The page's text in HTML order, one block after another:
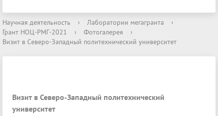
Научная деятельность › Лаборатории мегагранта
›
Грант НОЦ-РМГ-2021
› Фотогалерея
›
Визит в Северо-Западный политехнический университет
Визит в Северо-Западный политехнический
университет